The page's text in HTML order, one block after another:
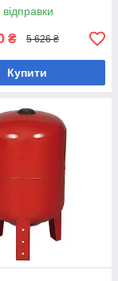
₴ 5 626 ₴
Купити